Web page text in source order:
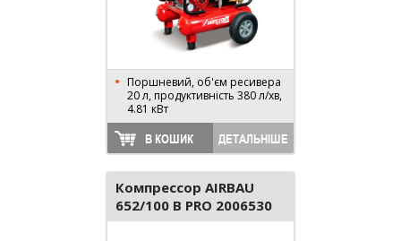
Поршневий, об'єм ресивера
20 л, продуктивність 380 л/хв,
4.81 кВт
В КОШИК ДЕТАЛЬНІШЕ
Компрессор AIRBAU
652/100 B PRO 2006530